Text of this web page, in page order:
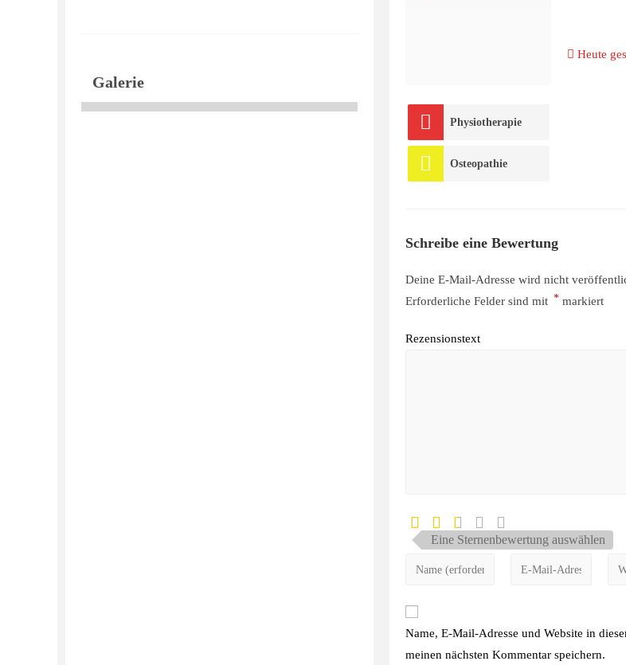
Galerie
Heute
Physiotherapie
Osteopathie
Schreibe eine Bewertung
Deine E-Mail-Adresse wird nicht
Erforderliche Felder sind mit *markiert
Rezensionstext
Eine Sternenbewertung auswählen
Name, E-Mail-Adresse und Website in
meinen nächsten Kommentar speichern.